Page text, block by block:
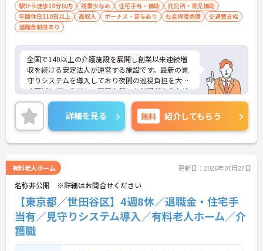
駅から徒歩10分以内 残業少なめ 住宅手当・補助
託児所・育児補助
年間休日110日以上
高収入 ボーナス・賞与あり 社会保険完備
交通費支給
退職金制度あり
全国で140以上の介護施設を展開し創業以来連続増
収を続ける安定法人が運営する施設です。最新の見
守りシステムを導入しており夜間の巡視負担を大き
く軽減しているほか、丁寧な使い方指導があるため
安心して業務を始められます。月平均残業10時間程
度、住宅手当や子供手当、1食300円の食事補助など
生活を支える福利厚生が大変充実しています。『ハ
タラクエール2023』の認証も取得しており、資格取
得支援や職種別研修制度を通じて着実なキャリアア
分に活かし、ご自身の生活も大切にしながら長期的
に活躍できるおすすめの環境です。
★おすすめPOINT★
【安定した経営基盤とキャリア支援】
・全国140以上の施設を展開し連続増収を続ける安
定法人が運営しています
・資格取得支援や職種別研修制度があり有資格者の
詳細を見る 無料 紹介してもらう
有料老人ホーム 更新日：2026年07月27日
名称非公開 ※詳細はお問合せください
【東京都／世田谷区】4週8休／退職金・住宅手
当有／見守りシステム導入／有料老人ホーム／介
護職